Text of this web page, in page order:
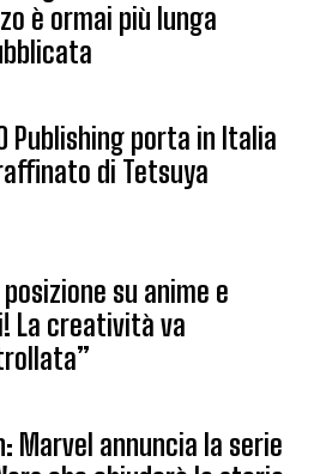
è ormai più lunga
Publishing porta in Italia
di Tetsuya
posizione su anime e
La creatività va
Marvel annuncia la serie